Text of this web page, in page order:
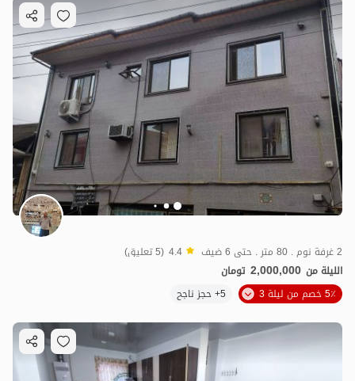
2 غرفة نوم . 80 متر . حتى 6 ضيف 4.4 (5 تعليق)
الليلة من 2,000,000 تومان
5٪ خصم من ليلة 3
5+ حجز ناجح